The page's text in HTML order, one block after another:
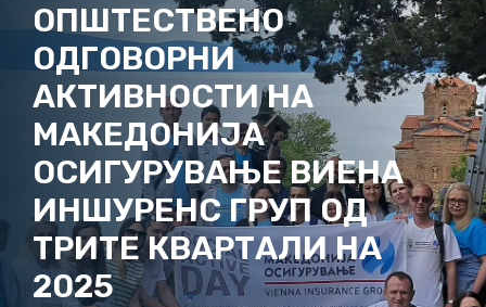
ОПШТЕСТВЕНО
ОДГОВОРНИ
АКТИВНОСТИ НА
МАКЕДОНИЈА
ОСИГУРУВАЊЕ ВИЕНА
ИНШУРЕНС ГРУП ОД
ТРИТЕ КВАРТАЛИ НА
2025